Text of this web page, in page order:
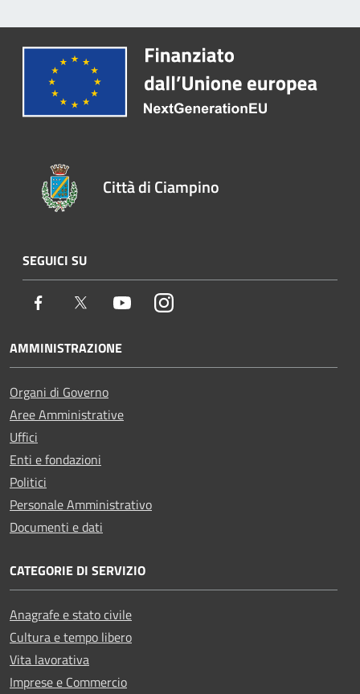
Città di Ciampino
SEGUICI SU
Facebook Twitter YoutubeInstagram
AMMINISTRAZIONE
Organi di Governo
Aree Amministrative
Uffici
Enti e fondazioni
Politici
Personale Amministrativo
Documenti e dati
CATEGORIE DI SERVIZIO
Anagrafe e stato civile
Cultura e tempo libero
Vita lavorativa
Imprese e Commercio